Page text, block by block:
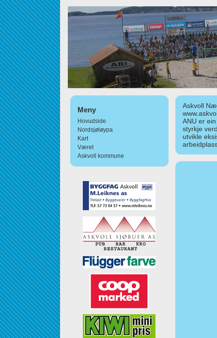
Meny
Hovudside
Nordsjøløypa
Kart
Været
Askvoll kommune
Askvoll
ANU er
styrkje
utvikle